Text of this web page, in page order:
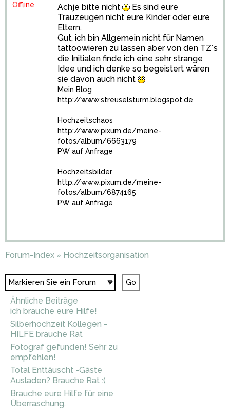
Offline
Achje bitte nicht
Es sind eure
Trauzeugen nicht eure Kinder oder eure
Eltern.
Gut, ich bin Allgemein nicht für Namen
tattoowieren zu lassen aber von den TZ´s
die Initialen finde ich eine sehr strange
Idee und ich denke so begeistert wären
sie davon auch nicht
Mein Blog
http://www.streuselsturm.blogspot.de
Hochzeitschaos
http://www.pixum.de/meine-
fotos/album/6663179
PW auf Anfrage
Hochzeitsbilder
http://www.pixum.de/meine-
fotos/album/6874165
PW auf Anfrage
Forum-Index » Hochzeitsorganisation
Ähnliche Beiträge
ich brauche eure Hilfe!
Silberhochzeit Kollegen -
HILFE brauche Rat
Fotograf gefunden! Sehr zu
empfehlen!
Total Enttäuscht -Gäste
Ausladen? Brauche Rat :(
Brauche eure Hilfe für eine
Überraschung.